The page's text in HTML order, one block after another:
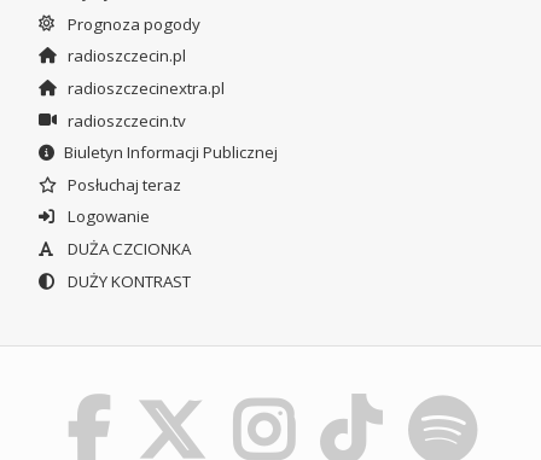
Prognoza pogody
radioszczecin.pl
radioszczecinextra.pl
radioszczecin.tv
Biuletyn Informacji Publicznej
Posłuchaj teraz
Logowanie
DUŻA CZCIONKA
DUŻY KONTRAST